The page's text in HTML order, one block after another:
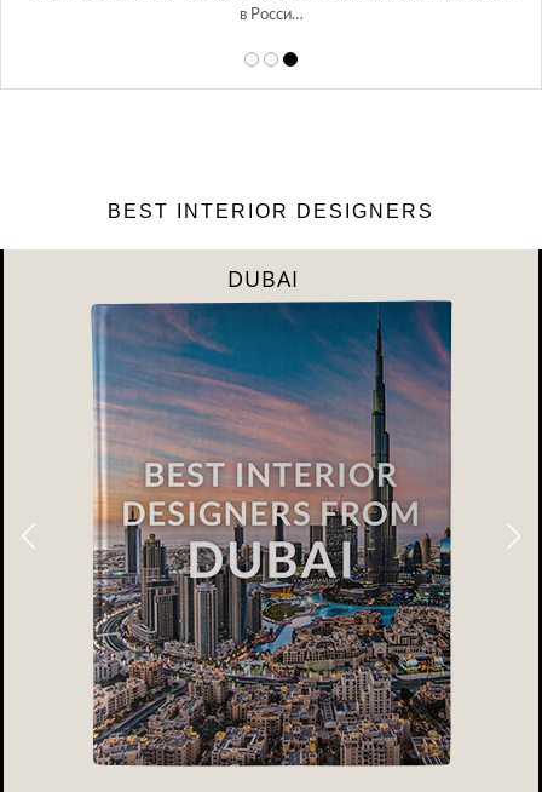
в Росси…
BEST INTERIOR DESIGNERS
DUBAI